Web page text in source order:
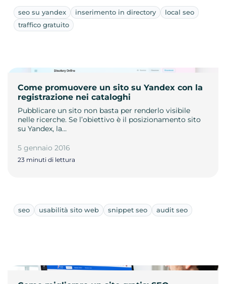
seo su yandex inserimento in directory
local seo
traffico gratuito
Come promuovere un sito su Yandex con la
registrazione nei cataloghi
Pubblicare un sito non basta per renderlo visibile
nelle ricerche. Se l’obiettivo è il posizionamento sito
su Yandex, la…
5 gennaio 2016
23 minuti di lettura
seo usabilità sito web snippet seo audit seo